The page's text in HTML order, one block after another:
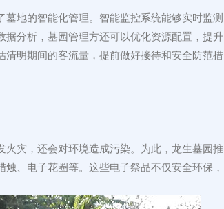
地的智能化管理。智能监控系统能够实时监测
分析，墓园管理方还可以优化资源配置，提升
明期间的客流量，提前做好接待和安全防范措
灾，还会对环境造成污染。为此，龙生墓园推
、电子花圈等。这些电子祭品不仅安全环保，